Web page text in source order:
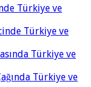
Türkiye ve
Türkiye ve
Türkiye ve
Türkiye ve